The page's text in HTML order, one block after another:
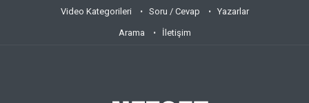
Video Kategorileri Soru / Cevap Yazarlar
Arama İletişim